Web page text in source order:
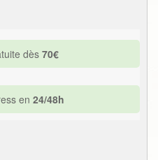
dès 70€
en 24/48h